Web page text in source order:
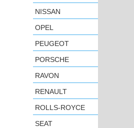
NISSAN
OPEL
PEUGEOT
PORSCHE
RAVON
RENAULT
ROLLS-ROYCE
SEAT